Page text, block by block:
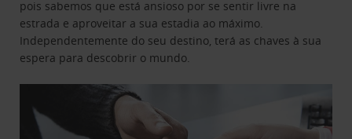
pois sabemos que está ansioso por se sentir livre na
estrada e aproveitar a sua estadia ao máximo.
Independentemente do seu destino, terá as chaves à sua
espera para descobrir o mundo.